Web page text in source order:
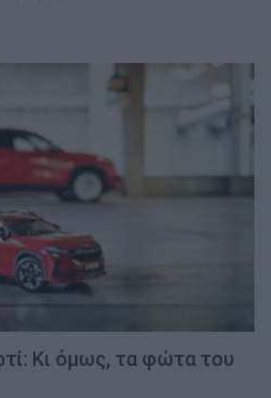
Κι όμως, τα φώτα του